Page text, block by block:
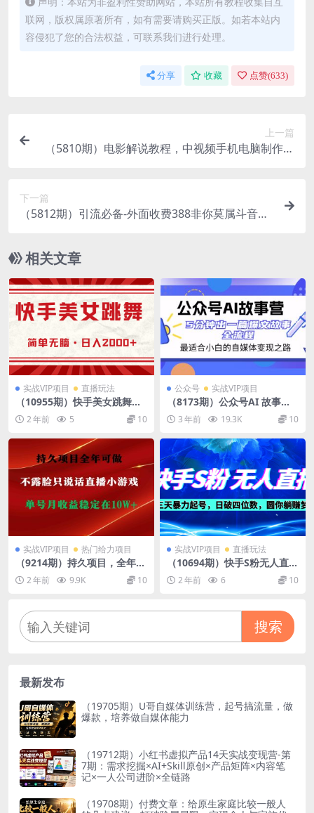
联网，版权属原著所有，如有需要请购买正版。如若本站内
容侵犯了您的合法权益，可联系我们进行处理。
分享 收藏 点赞(633)
上一篇
（5810期）电影解说教程，中视频手机电脑制作详
下一篇
（5812期）引流必备-外面收费388非你莫属斗音智
相关文章
实战VIP项目 直播玩法
（10955期）快手美女跳舞，
简单无脑，轻轻松松日入2000
+ 2 年前 5 10
公众号 实战VIP项目
（8173期）公众号AI 故事营
最适合小白的自媒体变现之路
5分钟出一篇爆文故事 全流程
3 年前 19.3K 10
实战VIP项目 热门给力项目
（9214期）持久项目，全年可
做，不露脸直播小游戏，单号
单日收益2500+以上，无门
2 年前 9.9K 10
实战VIP项目 直播玩法
（10694期）快手S粉无人直播
教程，零粉三天暴力起号，日
破四位数，小白可入
2 年前 6 10
搜索
最新发布
（19705期）U哥自媒体训练营，起号搞流量，做
爆款，培养做自媒体能力
（19712期）小红书虚拟产品14天实战变现营-第
7期：需求挖掘×AI+Skill原创×产品矩阵×内容笔
记×一人公司进阶×全链路
（19708期）付费文章：给原生家庭比较一般人